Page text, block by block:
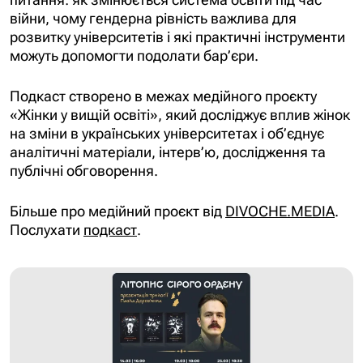
війни, чому гендерна рівність важлива для
розвитку університетів і які практичні інструменти
можуть допомогти подолати бар’єри.
Подкаст створено в межах медійного проєкту
«Жінки у вищій освіті», який досліджує вплив жінок
на зміни в українських університетах і об’єднує
аналітичні матеріали, інтерв’ю, дослідження та
публічні обговорення.
Більше про медійний проєкт від DIVOCHE.MEDIA.
Послухати подкаст.